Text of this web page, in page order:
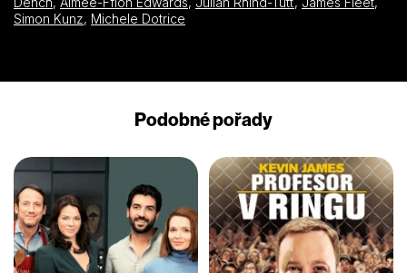
Simon Kunz, Michele Dotrice
Podobné pořady